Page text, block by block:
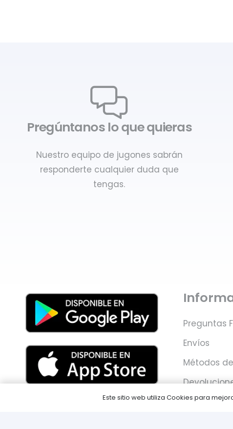
Pregúntanos lo que quieras
Nuestro equipo de jugones sabrán
responderte cualquier duda que
tengas.
Preguntas
Envíos
Métodos
Este sitio web utiliza Cookies para